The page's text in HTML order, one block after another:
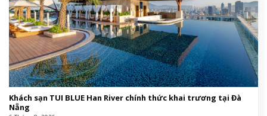
Khách sạn TUI BLUE Han River chính thức khai trương tại Đà
Nẵng